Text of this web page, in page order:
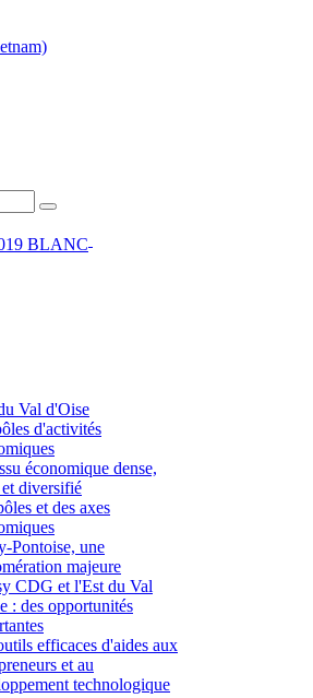
Val d'Oise
d'activités
économique dense,
diversifié
et des axes
Pontoise, une
majeure
CDG et l'Est du Val
: des opportunités
efficaces d'aides aux
et au
technologique